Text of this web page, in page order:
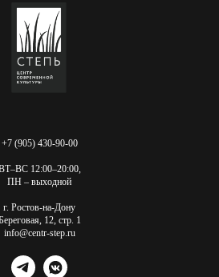
+7 (905) 430-90-00
12:00–20:00,
ПН – выходной
г. Ростов-на-Дону
12, стр. 1
info@centr-step.ru